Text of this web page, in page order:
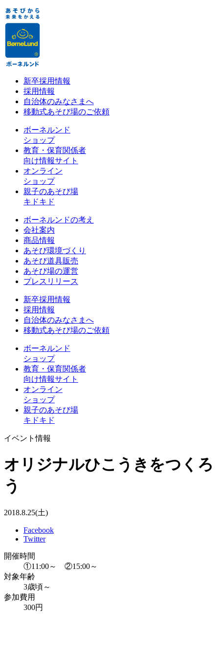
新卒採用情報
採用情報
自治体のみなさまへ
移動式あそび場のご依頼
ボーネルンド
ショップ
教育・保育関係者
向け情報サイト
オンライン
ショップ
親子のあそび場
キドキド
ボーネルンドの考え
会社案内
商品情報
あそび環境づくり
あそび道具販売
あそび場の運営
プレスリリース
新卒採用情報
採用情報
自治体のみなさまへ
移動式あそび場のご依頼
ボーネルンド
ショップ
教育・保育関係者
向け情報サイト
オンライン
ショップ
親子のあそび場
キドキド
イベント情報
オリジナルひこうきをつくろ
う
2018.8.25(土)
Facebook
Twitter
開催時間
①11:00～ ②15:00～
対象年齢
3歳頃～
参加費用
300円